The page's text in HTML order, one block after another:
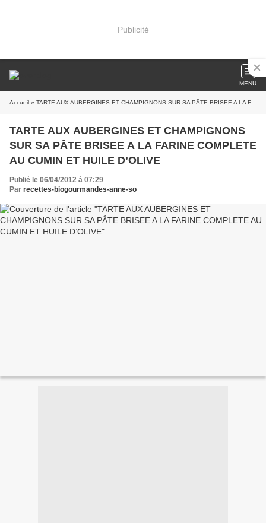
Publicité
MENU
Accueil » TARTE AUX AUBERGINES ET CHAMPIGNONS SUR SA PÂTE BRISEE A LA FARINE COMPLETE AU CUMIN ET HUILE D’OLIVE
TARTE AUX AUBERGINES ET CHAMPIGNONS
SUR SA PÂTE BRISEE A LA FARINE COMPLETE
AU CUMIN ET HUILE D’OLIVE
Publié le 06/04/2012 à 07:29
Par recettes-biogourmandes-anne-so